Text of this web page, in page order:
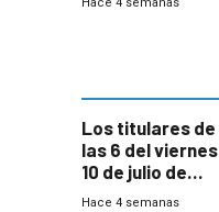
Hace 4 semanas
Los titulares de
las 6 del viernes
10 de julio de
2026
Hace 4 semanas